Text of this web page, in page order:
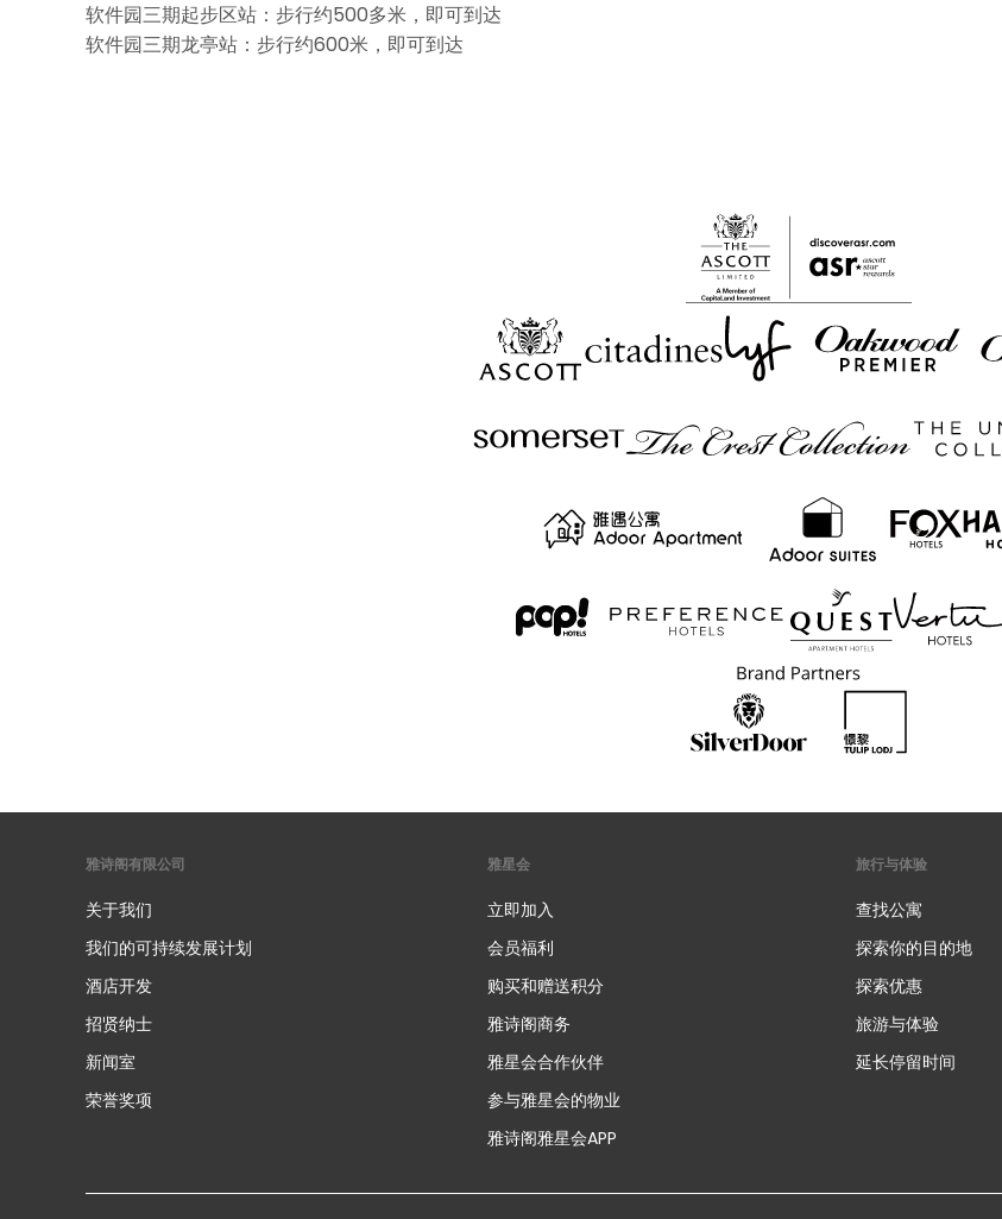
软件园三期起步区站：步行约500多米，即可到达
软件园三期龙亭站：步行约600米，即可到达
雅诗阁有限公司
关于我们
我们的可持续发展计划
酒店开发
招贤纳士
新闻室
荣誉奖项
雅星会
立即加入
会员福利
购买和赠送积分
雅诗阁商务
雅星会合作伙伴
参与雅星会的物业
雅诗阁雅星会APP
旅行与体验
查找公寓
探索你的目的地
探索优惠
旅游与体验
延长停留时间